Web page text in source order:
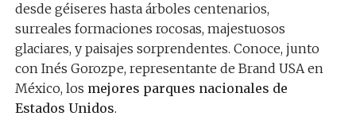
desde géiseres hasta árboles centenarios,
surreales formaciones rocosas, majestuosos
glaciares, y paisajes sorprendentes. Conoce, junto
con Inés Gorozpe, representante de Brand USA en
México, los mejores parques nacionales de
Estados Unidos.